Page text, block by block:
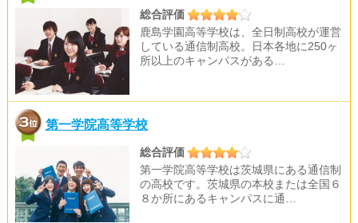
総合評価
鹿島学園高等学校は、全日制高校が運営
している通信制高校。日本各地に250ヶ
所以上のキャンパスがある…
第一学院高等学校
総合評価
第一学院高等学校は茨城県にある通信制
の高校です。茨城県の本校または全国６
８か所にあるキャンパスに通…